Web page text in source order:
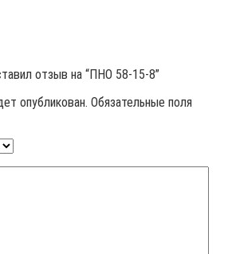
отзыв на “ПНО 58-15-8”
опубликован. Обязательные поля